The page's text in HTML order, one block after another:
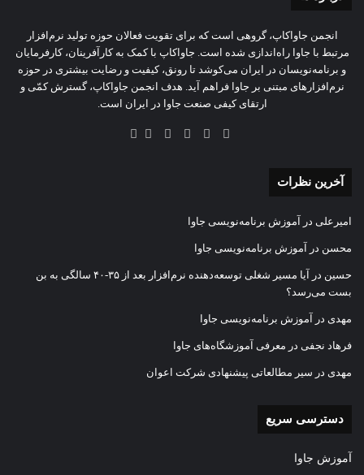
انجمن جاواکاپ، گروهی است که برای تقویت فعالان حوزه‌ تولید نرم‌افزار
مرتبط با جاوا راه‌اندازی شده است. جاواکاپ با کمک به کارآفرینان، کارفرمایان
و برنامه‌نویسان در ایران می‌کوشد تا رونق، کیفیت و رضایت بیشتری در حوزه‌
نرم‌افزارهای مبتنی بر جاوا فراهم آید. هدف انجمن جاواکاپ، گسترش کمّی و
ارتقای کیفی صنعت جاوا در ایران است.
آخرین نظرات
امیرعلی در آموزش برنامه‌نویسی جاوا
محسن در آموزش برنامه‌نویسی جاوا
حسین در
آیا مسیر شغلی توسعه‌دهنده نرم‌افزار بعد از ۳۵-۴۰ سالگی به بن
بست می‌رسد؟
مهدی در آموزش برنامه‌نویسی جاوا
فرهاد نجفی در معرفی آموزشگاه‌های جاوا
مهدی در سیر مطالعاتی پیشنهادی شرکت اعوان
دسترسی سریع
آموزش جاوا